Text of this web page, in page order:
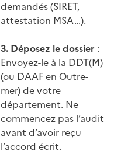
demandés (SIRET,
attestation MSA…).
3. Déposez le dossier :
Envoyez-le à la DDT(M)
(ou DAAF en Outre-
mer) de votre
département. Ne
commencez pas l’audit
avant d’avoir reçu
l’accord écrit.